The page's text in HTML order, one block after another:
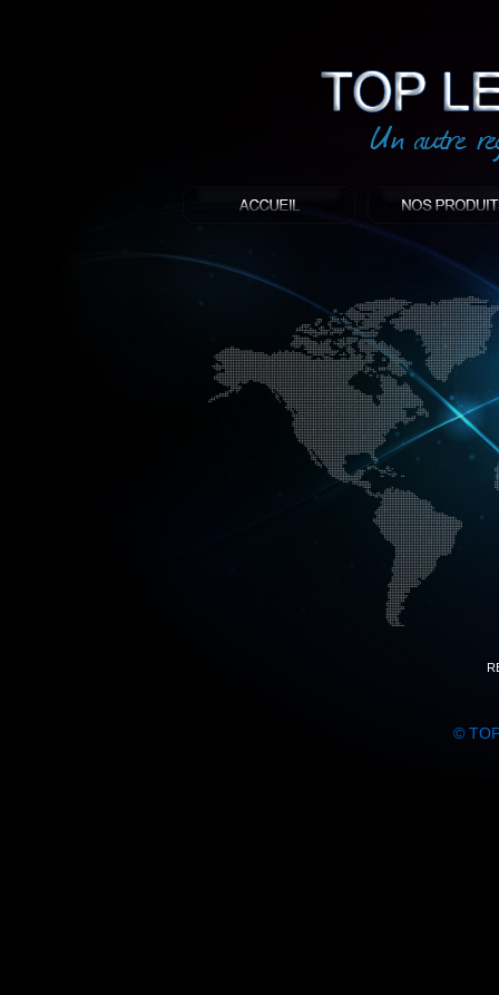
©
: Top led world
Produit décoratif led
Objet publicitaire led
éclairage blanc led
Enseigne publicitaire
Fabriquant et distributeur français
gamme à base de LED.
led, Topledworld, top led world, top
économie énergie, edf, lumière,